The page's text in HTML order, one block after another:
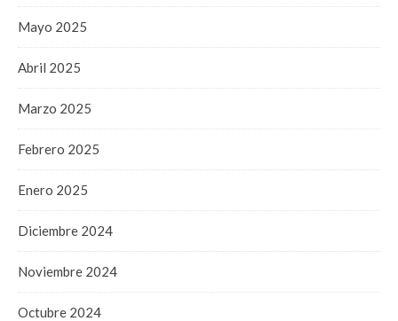
Mayo 2025
Abril 2025
Marzo 2025
Febrero 2025
Enero 2025
Diciembre 2024
Noviembre 2024
Octubre 2024